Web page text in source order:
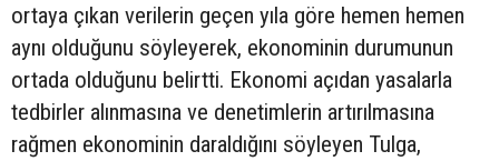
ortaya çıkan verilerin geçen yıla göre hemen hemen
aynı olduğunu söyleyerek, ekonominin durumunun
ortada olduğunu belirtti. Ekonomi açıdan yasalarla
tedbirler alınmasına ve denetimlerin artırılmasına
rağmen ekonominin daraldığını söyleyen Tulga,